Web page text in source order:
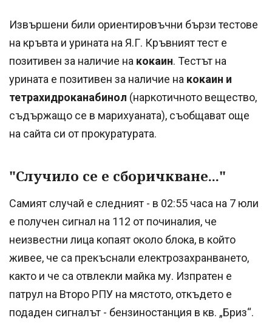
Извършени били ориентировъчни бързи тестове
на кръвта и урината на Я.Г. Кръвният тест е
позитивен за наличие на кокаин. Тестът на
урината е позитивен за наличие на кокаин и
тетрахидроканабинол (наркотичното вещество,
съдържащо се в марихуаната), съобщават още
на сайта си от прокуратурата.
"Случило се е сборичкване..."
Самият случай е следният - в 02:55 часа на 7 юли
е получен сигнал на 112 от починалия, че
неизвестни лица копаят около блока, в който
живее, че са прекъснали електрозахранването,
както и че са отвлекли майка му. Изпратен е
патрул на Второ РПУ на мястото, откъдето е
подаден сигналът - бензиностанция в кв. „Бриз“.